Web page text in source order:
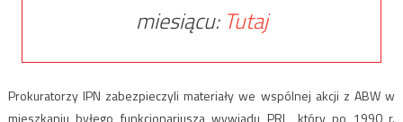
miesiącu: Tutaj
Prokuratorzy IPN zabezpieczyli materiały we wspólnej akcji z ABW w
mieszkaniu byłego funkcjonariusza wywiadu PRL, który po 1990 r.